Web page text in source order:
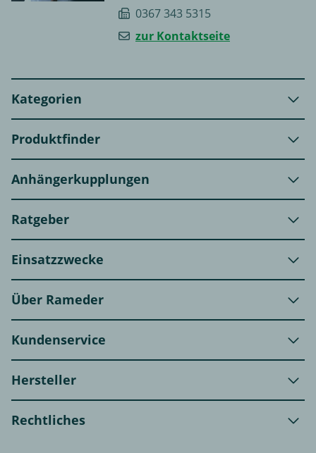
0367 343 5315
zur Kontaktseite
Kategorien
Produktfinder
Anhängerkupplungen
Ratgeber
Einsatzzwecke
Über Rameder
Kundenservice
Hersteller
Rechtliches